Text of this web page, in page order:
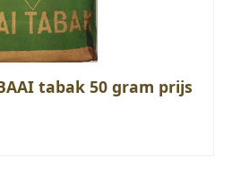
tabak 50 gram prijs